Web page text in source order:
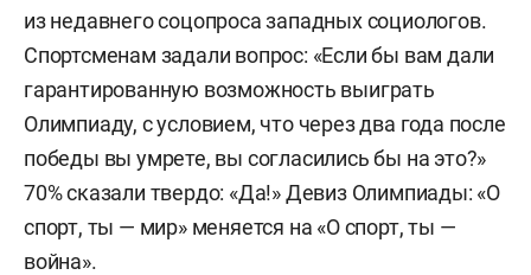
из недавнего соцопроса западных социологов.
Спортсменам задали вопрос: «Если бы вам дали
гарантированную возможность выиграть
Олимпиаду, с условием, что через два года после
победы вы умрете, вы согласились бы на это?»
70% сказали твердо: «Да!» Девиз Олимпиады: «О
спорт, ты — мир» меняется на «О спорт, ты —
война».